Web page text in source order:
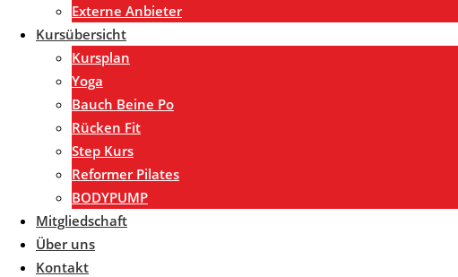
Externe Anbieter
Kursübersicht
Kursplan
Yoga
Bauch Beine Po
Rücken Fit
Step Kurs
Reformer Pilates
BODYPUMP
Mitgliedschaft
Über uns
Kontakt